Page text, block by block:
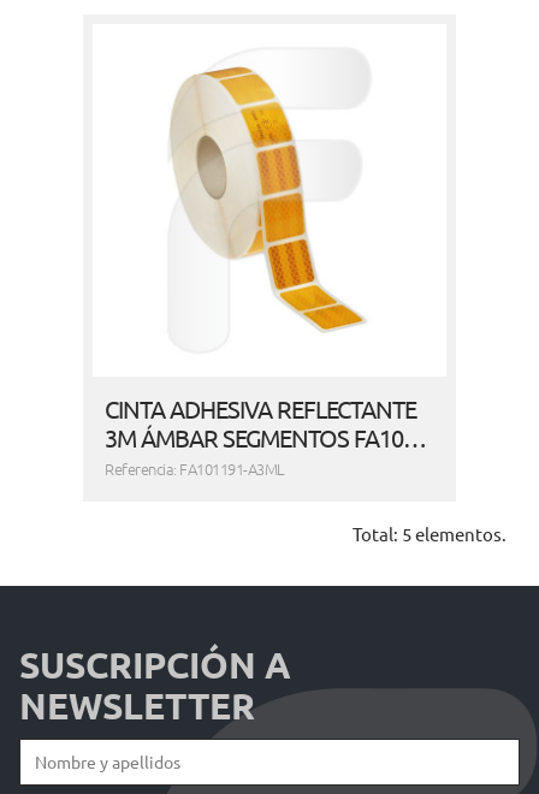
CINTA ADHESIVA REFLECTANTE
3M ÁMBAR SEGMENTOS FA10…
Referencia: FA101191-A3ML
Total: 5 elementos.
SUSCRIPCIÓN A
NEWSLETTER